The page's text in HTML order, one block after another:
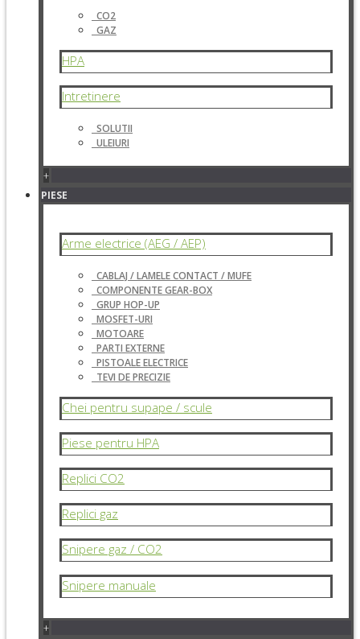
CO2
GAZ
HPA
Intretinere
SOLUTII
ULEIURI
+
PIESE
Arme electrice (AEG / AEP)
CABLAJ / LAMELE CONTACT / MUFE
COMPONENTE GEAR-BOX
GRUP HOP-UP
MOSFET-URI
MOTOARE
PARTI EXTERNE
PISTOALE ELECTRICE
TEVI DE PRECIZIE
Chei pentru supape / scule
Piese pentru HPA
Replici CO2
Replici gaz
Snipere gaz / CO2
Snipere manuale
+